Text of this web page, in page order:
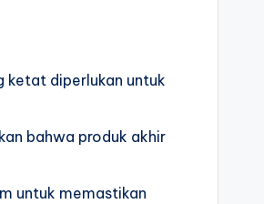
ketat diperlukan untuk
bahwa produk akhir
untuk memastikan